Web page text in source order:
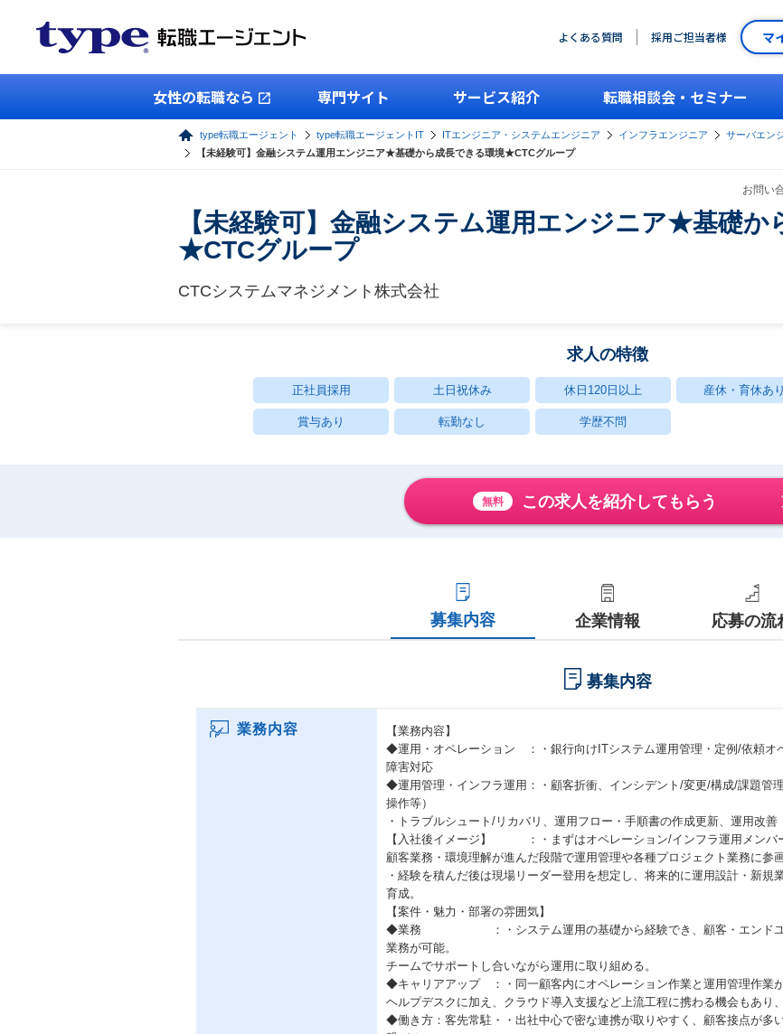
よくある質問 採用ご担当者様 マ
女性の転職なら 専門サイト サービス紹介 転職相談会・セミナー
type転職エージェント type転職エージェントIT ITエンジニア・システムエンジニア インフラエンジニア
サーバエン
【未経験可】金融システム運用エンジニア★基礎から成長できる環境★CTCグループ
お問い
【未経験可】金融システム運用エンジニア★基礎か
★CTCグループ
CTCシステムマネジメント株式会社
求人の特徴
正社員採用 土日祝休み 休日120日以上 産休・育休あり
賞与あり 転勤なし 学歴不問
無料 この求人を紹介してもらう
募集内容 企業情報 応募の流
募集内容
業務内容
【業務内容】
◆運用・オペレーション ：・銀行向けITシステム運用管理・定例/依頼オ
障害対応
◆運用管理・インフラ運用：・顧客折衝、インシデント/変更/構成/課題管
操作等）
・トラブルシュート/リカバリ、運用フロー・手順書の作成更新、運用改善
【入社後イメージ】 ：・まずはオペレーション/インフラ運用メンバー
顧客業務・環境理解が進んだ段階で運用管理や各種プロジェクト業務に参画
・経験を積んだ後は現場リーダー登用を想定し、将来的に運用設計・新規
育成。
【案件・魅力・部署の雰囲気】
◆業務 ：・システム運用の基礎から経験でき、顧客・エンドユー
業務が可能。
チームでサポートし合いながら運用に取り組める。
◆キャリアアップ ：・同一顧客内にオペレーション作業と運用管理作業
ヘルプデスクに加え、クラウド導入支援など上流工程に携わる機会もあり
◆働き方：客先常駐・・出社中心で密な連携が取りやすく、顧客接点が多